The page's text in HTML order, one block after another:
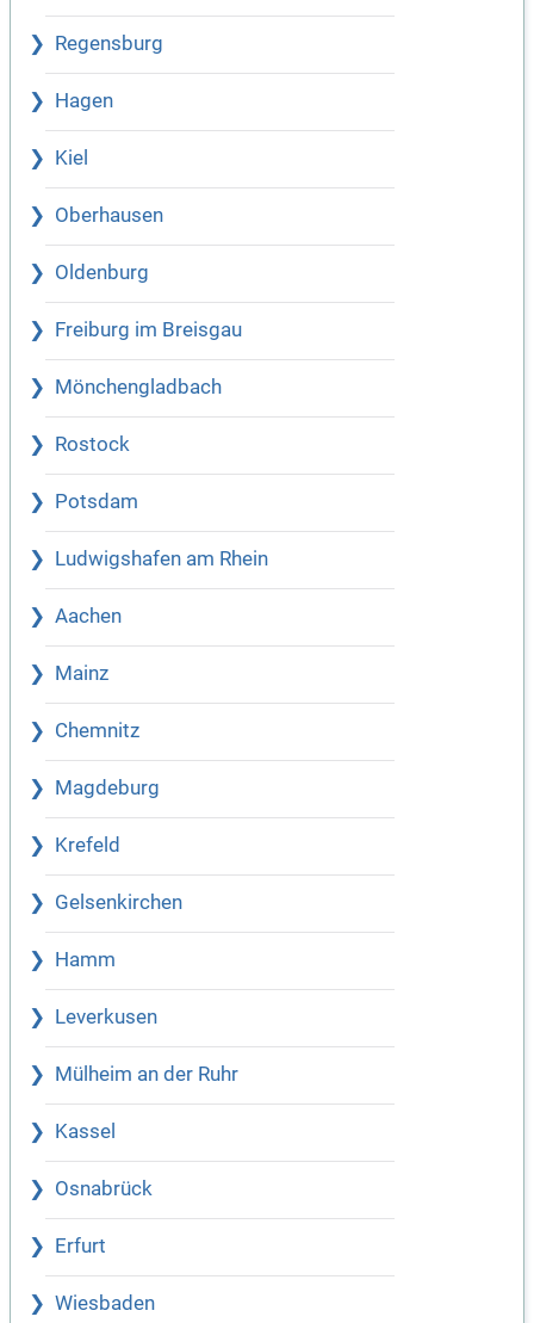
Regensburg
Hagen
Kiel
Oberhausen
Oldenburg
Freiburg im Breisgau
Mönchengladbach
Rostock
Potsdam
Ludwigshafen am Rhein
Aachen
Mainz
Chemnitz
Magdeburg
Krefeld
Gelsenkirchen
Hamm
Leverkusen
Mülheim an der Ruhr
Kassel
Osnabrück
Erfurt
Wiesbaden